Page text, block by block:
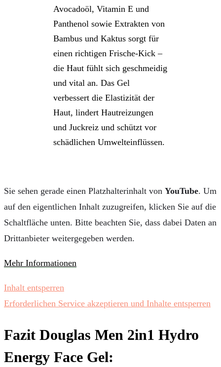
Avocadoöl, Vitamin E und
Panthenol sowie Extrakten von
Bambus und Kaktus sorgt für
einen richtigen Frische-Kick –
die Haut fühlt sich geschmeidig
und vital an. Das Gel
verbessert die Elastizität der
Haut, lindert Hautreizungen
und Juckreiz und schützt vor
schädlichen Umwelteinflüssen.
Sie sehen gerade einen Platzhalterinhalt von YouTube. Um
auf den eigentlichen Inhalt zuzugreifen, klicken Sie auf die
Schaltfläche unten. Bitte beachten Sie, dass dabei Daten an
Drittanbieter weitergegeben werden.
Mehr Informationen
Inhalt entsperren
Erforderlichen Service akzeptieren und Inhalte entsperren
Fazit Douglas Men 2in1 Hydro
Energy Face Gel: